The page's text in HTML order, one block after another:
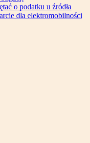
o podatku u źródła
dla elektromobilności